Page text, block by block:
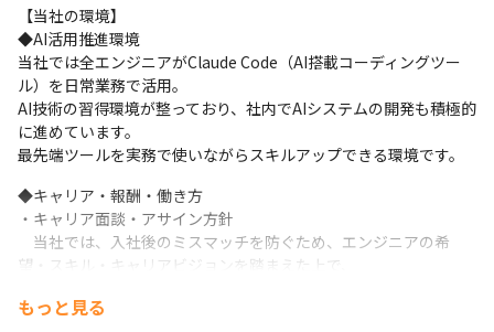
【当社の環境】
◆AI活用推進環境
当社では全エンジニアがClaude Code（AI搭載コーディングツー
ル）を日常業務で活用。
AI技術の習得環境が整っており、社内でAIシステムの開発も積極的
に進めています。
最先端ツールを実務で使いながらスキルアップできる環境です。
◆キャリア・報酬・働き方
・キャリア面談・アサイン方針
当社では、入社後のミスマッチを防ぐため、エンジニアの希
望・スキル・キャリアビジョンを踏まえた上で、
営業・エンジニア双方での面談を通じて、納得感のある形でプ
もっと見る